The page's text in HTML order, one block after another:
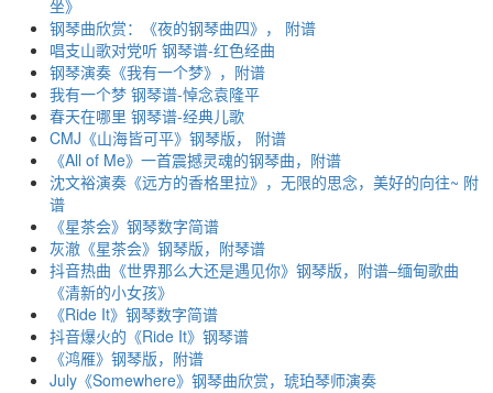
坐》
钢琴曲欣赏：《夜的钢琴曲四》， 附谱
唱支山歌对党听 钢琴谱-红色经曲
钢琴演奏《我有一个梦》，附谱
我有一个梦 钢琴谱-悼念袁隆平
春天在哪里 钢琴谱-经典儿歌
CMJ《山海皆可平》钢琴版， 附谱
《All of Me》一首震撼灵魂的钢琴曲，附谱
沈文裕演奏《远方的香格里拉》，无限的思念，美好的向往~ 附
谱
《星茶会》钢琴数字简谱
灰澈《星茶会》钢琴版，附琴谱
抖音热曲《世界那么大还是遇见你》钢琴版，附谱–缅甸歌曲
《清新的小女孩》
《Ride It》钢琴数字简谱
抖音爆火的《Ride It》钢琴谱
《鸿雁》钢琴版，附谱
July《Somewhere》钢琴曲欣赏，琥珀琴师演奏